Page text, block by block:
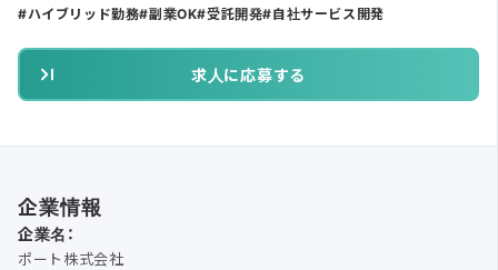
ハイブリッド勤務 副業OK 受託開発 自社サービス開発
求人に応募する
企業情報
企業名：
ポート株式会社